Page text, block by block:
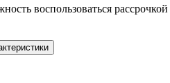
воспользоваться рассрочкой